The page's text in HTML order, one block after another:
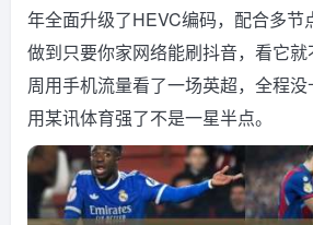
年全面升级了HEVC编码，配合多节
做到只要你家网络能刷抖音，看它
周用手机流量看了一场英超，全程
用某讯体育强了不是一星半点。